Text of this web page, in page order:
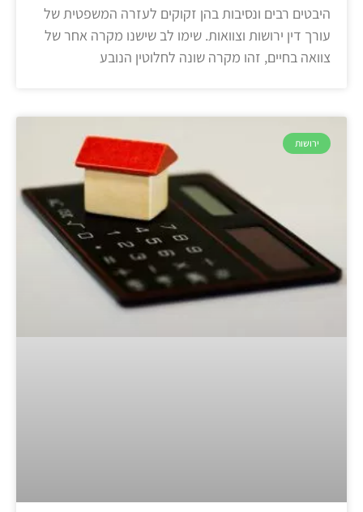
היבטים רבים ונסיבות בהן זקוקים לעזרה המשפטית של
עורך דין ירושות וצוואות. שימו לב שישנו מקרה אחר של
צוואה בחיים, זהו מקרה שונה לחלוטין הנובע
ירושות